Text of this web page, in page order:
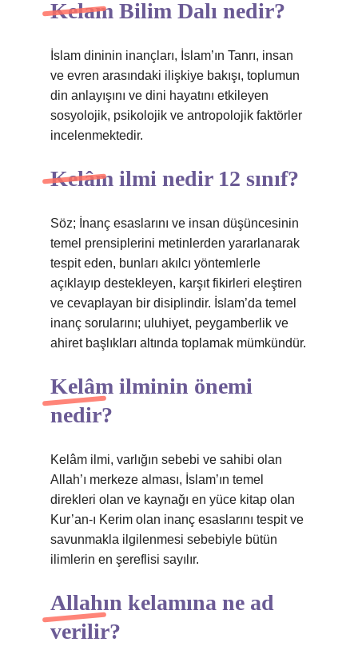
Kelam Bilim Dalı nedir?
İslam dininin inançları, İslam’ın Tanrı, insan
ve evren arasındaki ilişkiye bakışı, toplumun
din anlayışını ve dini hayatını etkileyen
sosyolojik, psikolojik ve antropolojik faktörler
incelenmektedir.
Kelâm ilmi nedir 12 sınıf?
Söz; İnanç esaslarını ve insan düşüncesinin
temel prensiplerini metinlerden yararlanarak
tespit eden, bunları akılcı yöntemlerle
açıklayıp destekleyen, karşıt fikirleri eleştiren
ve cevaplayan bir disiplindir. İslam’da temel
inanç sorularını; uluhiyet, peygamberlik ve
ahiret başlıkları altında toplamak mümkündür.
Kelâm ilminin önemi
nedir?
Kelâm ilmi, varlığın sebebi ve sahibi olan
Allah’ı merkeze alması, İslam’ın temel
direkleri olan ve kaynağı en yüce kitap olan
Kur’an-ı Kerim olan inanç esaslarını tespit ve
savunmakla ilgilenmesi sebebiyle bütün
ilimlerin en şereflisi sayılır.
Allahın kelamına ne ad
verilir?